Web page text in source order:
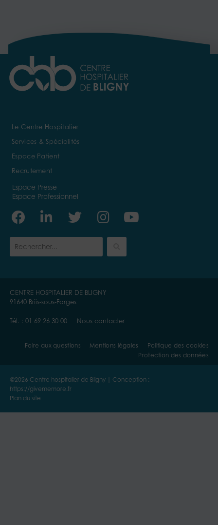
Le Centre Hospitalier
Services & Spécialités
Espace Patient
Recrutement
Espace Presse
Espace Professionnel
FacebookLinkedin-
in
TwitterInstagram
CENTRE HOSPITALIER DE BLIGNY
91640 Briis-sous-Forges
Tél. : 01 69 26 30 00 Nous contacter
Foire aux questions Mentions légales
Politique des cookies
Protection des données
@2026 Centre hospitalier de Bligny | Conception :
https://givememore.fr
Plan du site